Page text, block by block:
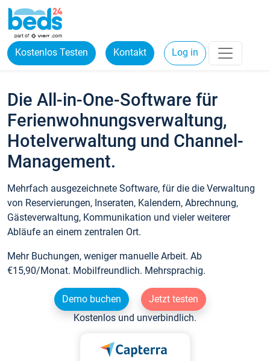
Kostenlos Testen Kontakt Log in
Die All-in-One-Software für
Ferienwohnungsverwaltung,
Hotelverwaltung und Channel-
Management.
Mehrfach ausgezeichnete Software, für die die Verwaltung
von Reservierungen, Inseraten, Kalendern, Abrechnung,
Gästeverwaltung, Kommunikation und vieler weiterer
Abläufe an einem zentralen Ort.
Mehr Buchungen, weniger manuelle Arbeit. Ab
€15,90/Monat. Mobilfreundlich. Mehrsprachig.
Demo buchen
Jetzt testen
Kostenlos und unverbindlich.